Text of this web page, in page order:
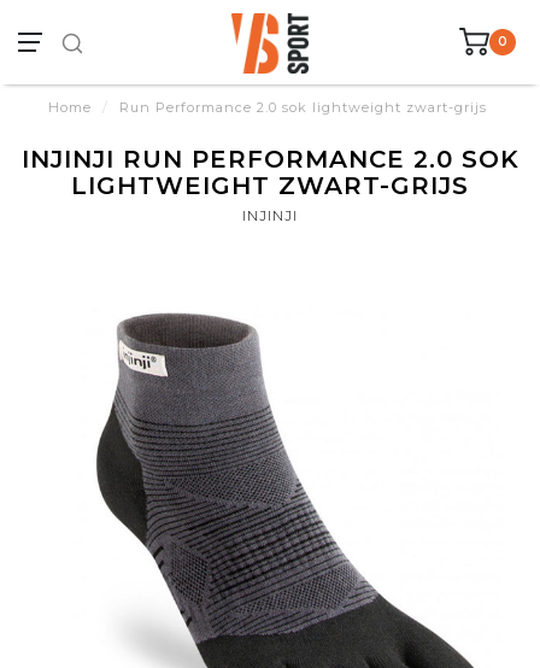
0
Home / Run Performance 2.0 sok lightweight zwart-grijs
INJINJI RUN PERFORMANCE 2.0 SOK
LIGHTWEIGHT ZWART-GRIJS
INJINJI